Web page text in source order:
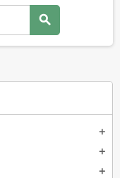
add
add
add
search